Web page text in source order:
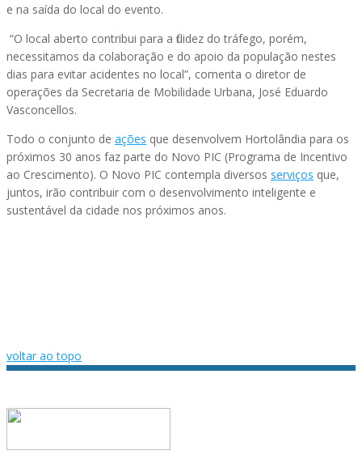
e na saída do local do evento.
“O local aberto contribui para a fluidez do tráfego, porém,
necessitamos da colaboração e do apoio da população nestes
dias para evitar acidentes no local”, comenta o diretor de
operações da Secretaria de Mobilidade Urbana, José Eduardo
Vasconcellos.
Todo o conjunto de ações que desenvolvem Hortolândia para os
próximos 30 anos faz parte do Novo PIC (Programa de Incentivo
ao Crescimento). O Novo PIC contempla diversos serviços que,
juntos, irão contribuir com o desenvolvimento inteligente e
sustentável da cidade nos próximos anos.
voltar ao topo